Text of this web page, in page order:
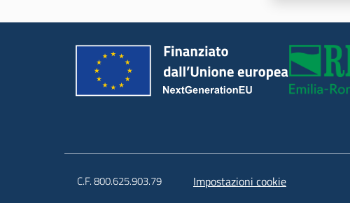
C.F. 800.625.903.79 Impostazioni cookie